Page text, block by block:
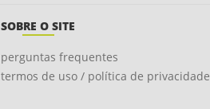
SOBRE O SITE
perguntas frequentes
termos de uso / política de privacidade